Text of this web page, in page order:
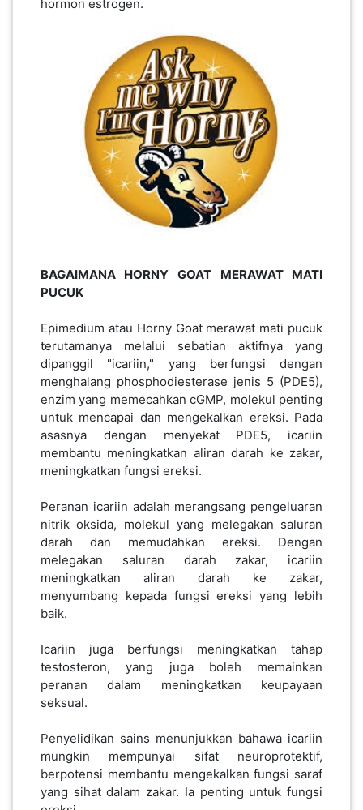
hormon estrogen.
BAGAIMANA HORNY GOAT MERAWAT MATI
PUCUK
Epimedium atau Horny Goat merawat mati pucuk
terutamanya melalui sebatian aktifnya yang
dipanggil "icariin," yang berfungsi dengan
menghalang phosphodiesterase jenis 5 (PDE5),
enzim yang memecahkan cGMP, molekul penting
untuk mencapai dan mengekalkan ereksi. Pada
asasnya dengan menyekat PDE5, icariin
membantu meningkatkan aliran darah ke zakar,
meningkatkan fungsi ereksi.
Peranan icariin adalah merangsang pengeluaran
nitrik oksida, molekul yang melegakan saluran
darah dan memudahkan ereksi. Dengan
melegakan saluran darah zakar, icariin
meningkatkan aliran darah ke zakar,
menyumbang kepada fungsi ereksi yang lebih
baik.
Icariin juga berfungsi meningkatkan tahap
testosteron, yang juga boleh memainkan
peranan dalam meningkatkan keupayaan
seksual.
Penyelidikan sains menunjukkan bahawa icariin
mungkin mempunyai sifat neuroprotektif,
berpotensi membantu mengekalkan fungsi saraf
yang sihat dalam zakar. Ia penting untuk fungsi
KELANTAN(22)
KEDAH(13)
TERENGGANU(12)
SABAH(0)
SARAWAK(2)
JOHOR(8)
MELAKA(53)
PENANG(2)
PERLIS(6)
LUMPUR(16)
PUTRAJAYA(9)